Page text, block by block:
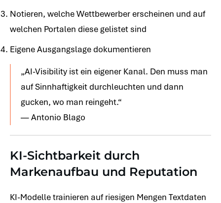
Notieren, welche Wettbewerber erscheinen und auf
welchen Portalen diese gelistet sind
Eigene Ausgangslage dokumentieren
„AI-Visibility ist ein eigener Kanal. Den muss man
auf Sinnhaftigkeit durchleuchten und dann
gucken, wo man reingeht.“
— Antonio Blago
KI-Sichtbarkeit durch
Markenaufbau und Reputation
KI-Modelle trainieren auf riesigen Mengen Textdaten